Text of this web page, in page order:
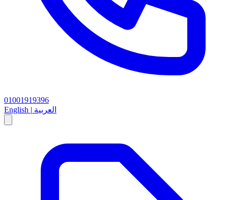
01001919396
English | العربية